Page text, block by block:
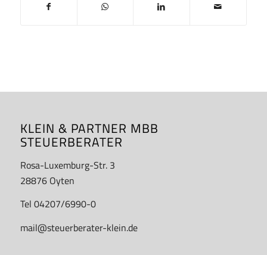
KLEIN & PARTNER MBB
STEUERBERATER
Rosa-Luxemburg-Str. 3
28876 Oyten
Tel 04207/6990-0
mail@steuerberater-klein.de